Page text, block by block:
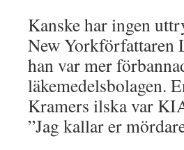
Kanske har ingen
New
han var mer
läkemedelsbolagen.
Kramers ilska var
”Jag kallar er